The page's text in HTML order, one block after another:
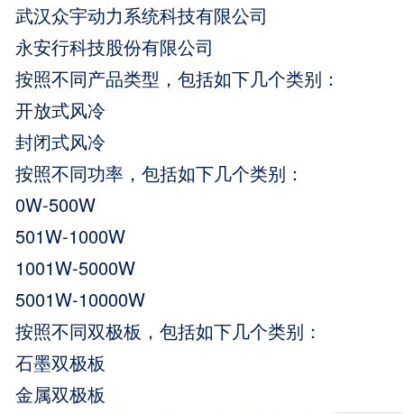
武汉众宇动力系统科技有限公司
永安行科技股份有限公司
按照不同产品类型，包括如下几个类别：
开放式风冷
封闭式风冷
按照不同功率，包括如下几个类别：
0W-500W
501W-1000W
1001W-5000W
5001W-10000W
按照不同双极板，包括如下几个类别：
石墨双极板
金属双极板